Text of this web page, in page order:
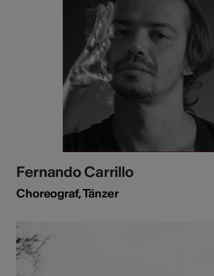
Fernando Carrillo
Choreograf, Tänzer